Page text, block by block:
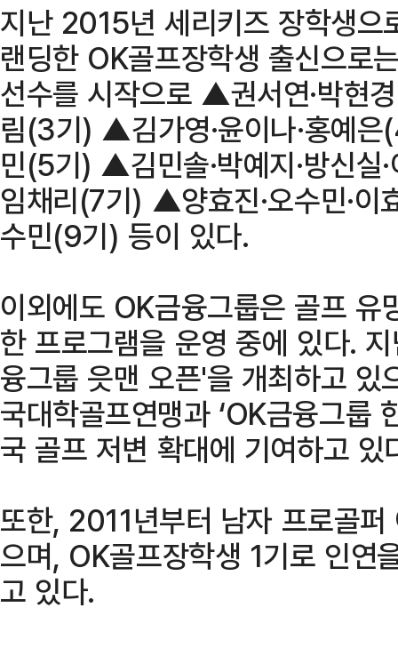
지난 2015년 세리키즈 장학생
랜딩한 OK골프장학생 출신으로
선수를 시작으로 ▲권서연·박현
림(3기) ▲김가영·윤이나·홍예
민(5기) ▲김민솔·박예지·방신실
임채리(7기) ▲양효진·오수민·
수민(9기) 등이 있다.
이외에도 OK금융그룹은 골프
한 프로그램을 운영 중에 있다.
융그룹 읏맨 오픈'을 개최하고
국대학골프연맹과 ‘OK금융그룹
국 골프 저변 확대에 기여하고 있
또한, 2011년부터 남자 프로골
으며, OK골프장학생 1기로 인연
고 있다.